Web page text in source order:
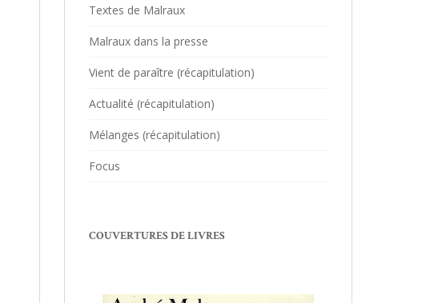
Textes de Malraux
Malraux dans la presse
Vient de paraître (récapitulation)
Actualité (récapitulation)
Mélanges (récapitulation)
Focus
COUVERTURES DE LIVRES